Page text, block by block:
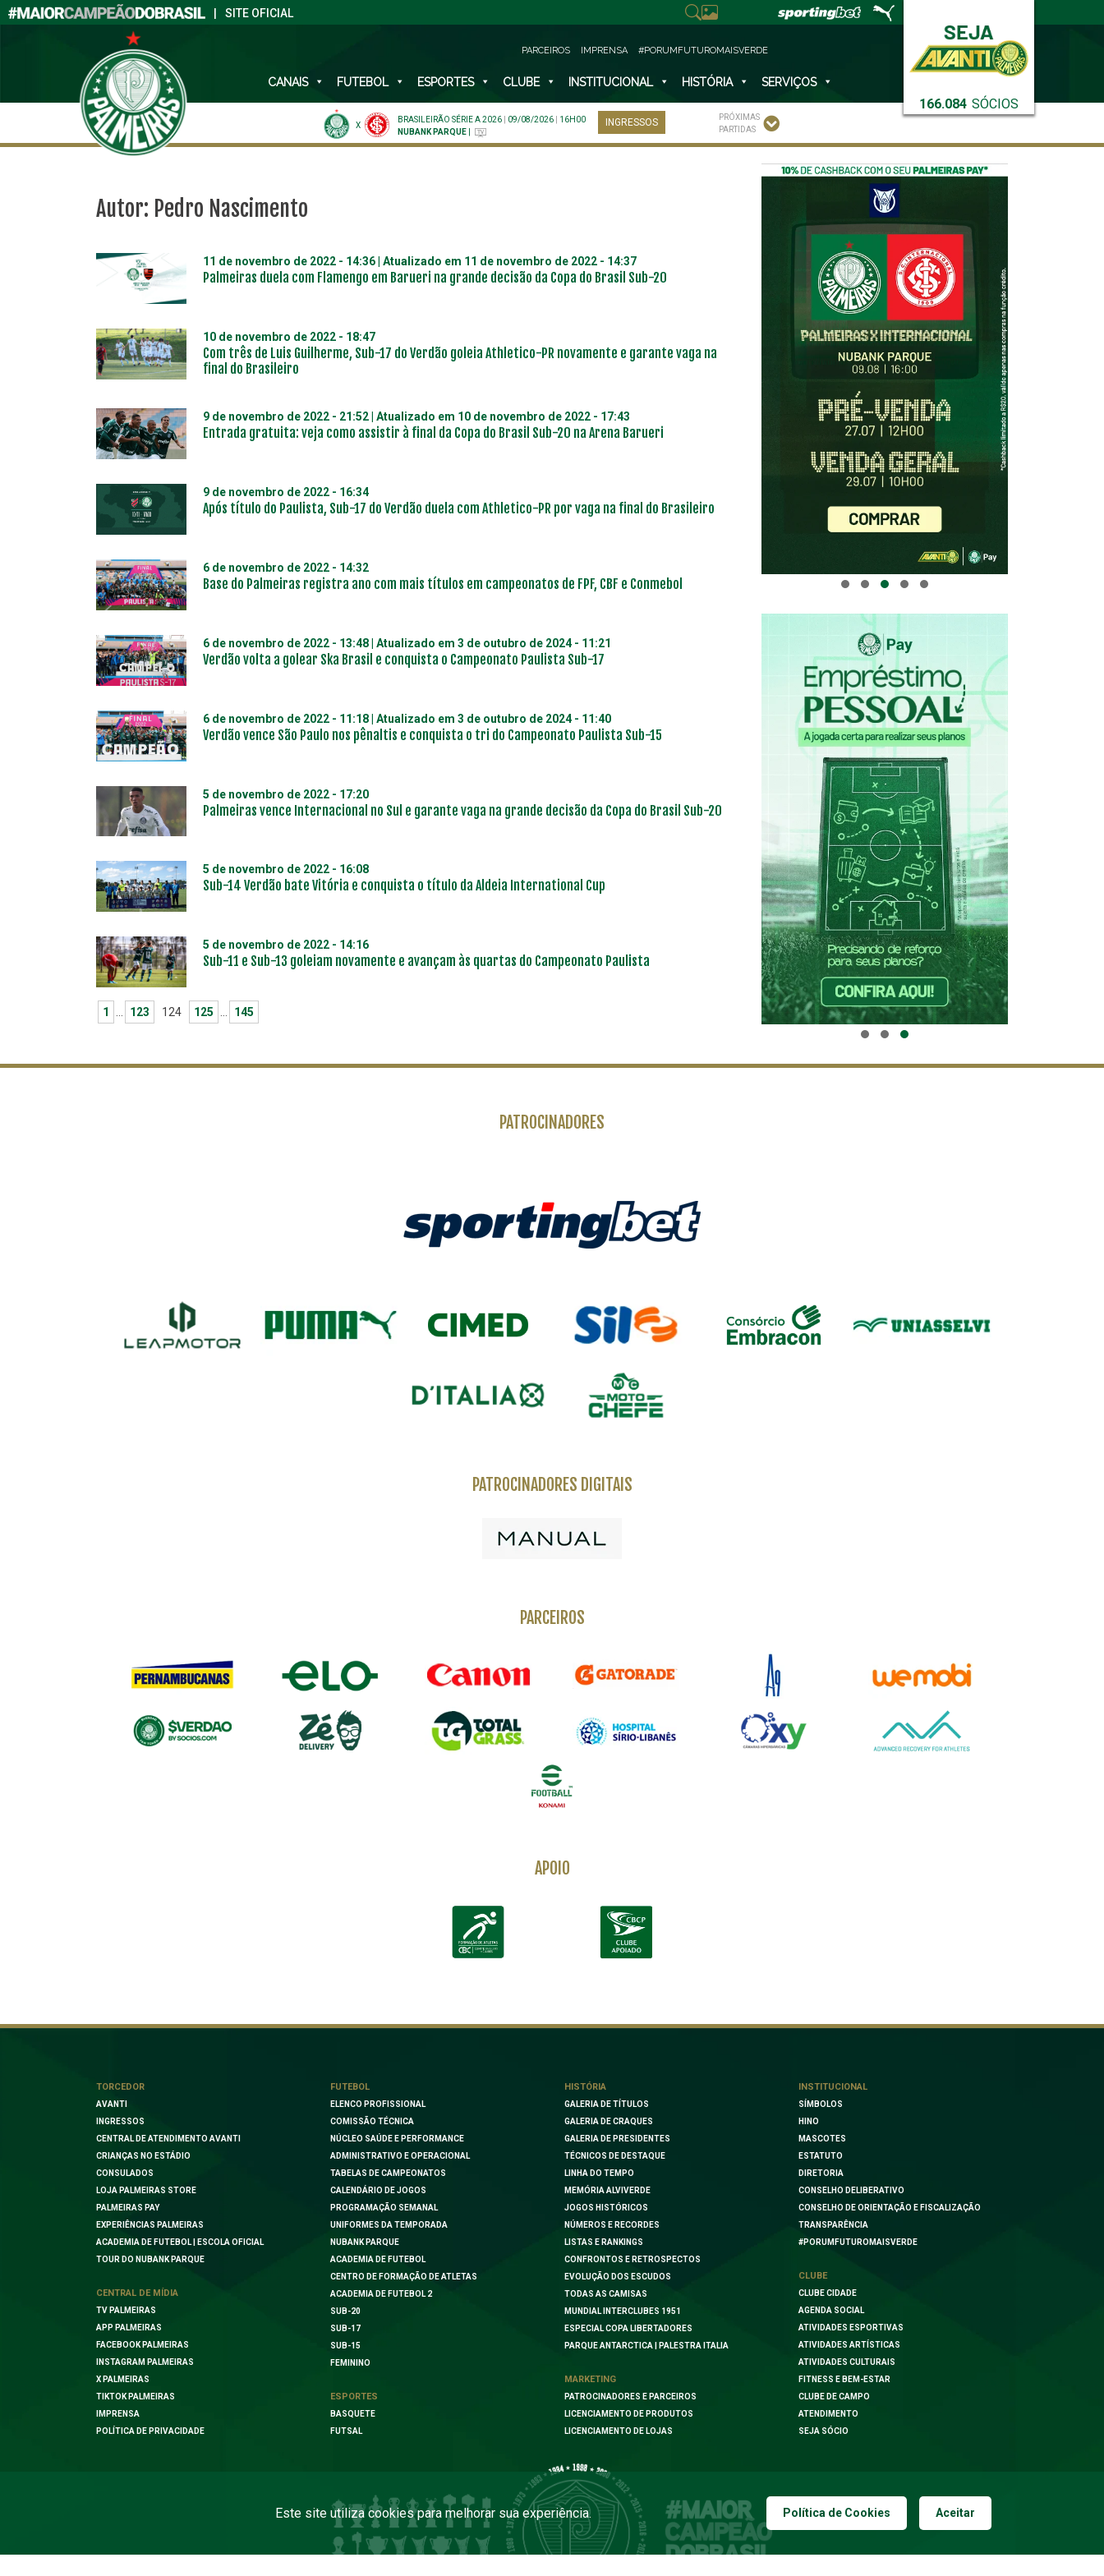
SITE OFICIAL
166.084 SÓCIOS
PARCEIROS IMPRENSA #PORUMFUTUROMAISVERDE
CANAIS FUTEBOL ESPORTES CLUBE INSTITUCIONAL HISTÓRIA SERVIÇOS
X
BRASILEIRÃO SÉRIE A 2026 09/08/2026
16H00
NUBANK PARQUE
INGRESSOS
PRÓXIMAS
PARTIDAS
Autor: Pedro Nascimento
11 de novembro de 2022 - 14:36 | Atualizado em 11 de novembro de 2022 - 14:37
Palmeiras duela com Flamengo em Barueri na grande decisão da Copa do Brasil Sub-20
10 de novembro de 2022 - 18:47
Com três de Luis Guilherme, Sub-17 do Verdão goleia Athletico-PR novamente e garante vaga na
final do Brasileiro
9 de novembro de 2022 - 21:52 | Atualizado em 10 de novembro de 2022 - 17:43
Entrada gratuita: veja como assistir à final da Copa do Brasil Sub-20 na Arena Barueri
9 de novembro de 2022 - 16:34
Após título do Paulista, Sub-17 do Verdão duela com Athletico-PR por vaga na final do Brasileiro
6 de novembro de 2022 - 14:32
Base do Palmeiras registra ano com mais títulos em campeonatos de FPF, CBF e Conmebol
6 de novembro de 2022 - 13:48 | Atualizado em 3 de outubro de 2024 - 11:21
Verdão volta a golear Ska Brasil e conquista o Campeonato Paulista Sub-17
6 de novembro de 2022 - 11:18 | Atualizado em 3 de outubro de 2024 - 11:40
Verdão vence São Paulo nos pênaltis e conquista o tri do Campeonato Paulista Sub-15
5 de novembro de 2022 - 17:20
Palmeiras vence Internacional no Sul e garante vaga na grande decisão da Copa do Brasil Sub-20
5 de novembro de 2022 - 16:08
Sub-14 Verdão bate Vitória e conquista o título da Aldeia International Cup
5 de novembro de 2022 - 14:16
Sub-11 e Sub-13 goleiam novamente e avançam às quartas do Campeonato Paulista
1 … 123 124 125 … 145
PATROCINADORES
PATROCINADORES DIGITAIS
PARCEIROS
APOIO
TORCEDOR
AVANTI
INGRESSOS
CENTRAL DE ATENDIMENTO AVANTI
CRIANÇAS NO ESTÁDIO
CONSULADOS
LOJA PALMEIRAS STORE
PALMEIRAS PAY
EXPERIÊNCIAS PALMEIRAS
ACADEMIA DE FUTEBOL | ESCOLA OFICIAL
TOUR DO NUBANK PARQUE
CENTRAL DE MÍDIA
TV PALMEIRAS
APP PALMEIRAS
FACEBOOK PALMEIRAS
INSTAGRAM PALMEIRAS
X PALMEIRAS
TIKTOK PALMEIRAS
IMPRENSA
POLÍTICA DE PRIVACIDADE
FUTEBOL
ELENCO PROFISSIONAL
COMISSÃO TÉCNICA
NÚCLEO SAÚDE E PERFORMANCE
ADMINISTRATIVO E OPERACIONAL
TABELAS DE CAMPEONATOS
CALENDÁRIO DE JOGOS
PROGRAMAÇÃO SEMANAL
UNIFORMES DA TEMPORADA
NUBANK PARQUE
ACADEMIA DE FUTEBOL
CENTRO DE FORMAÇÃO DE ATLETAS
ACADEMIA DE FUTEBOL 2
SUB-20
SUB-17
SUB-15
FEMININO
ESPORTES
BASQUETE
FUTSAL
HISTÓRIA
GALERIA DE TÍTULOS
GALERIA DE CRAQUES
GALERIA DE PRESIDENTES
TÉCNICOS DE DESTAQUE
LINHA DO TEMPO
MEMÓRIA ALVIVERDE
JOGOS HISTÓRICOS
NÚMEROS E RECORDES
LISTAS E RANKINGS
CONFRONTOS E RETROSPECTOS
EVOLUÇÃO DOS ESCUDOS
TODAS AS CAMISAS
MUNDIAL INTERCLUBES 1951
ESPECIAL COPA LIBERTADORES
PARQUE ANTARCTICA | PALESTRA ITALIA
MARKETING
PATROCINADORES E PARCEIROS
LICENCIAMENTO DE PRODUTOS
LICENCIAMENTO DE LOJAS
INSTITUCIONAL
SÍMBOLOS
HINO
MASCOTES
ESTATUTO
DIRETORIA
CONSELHO DELIBERATIVO
CONSELHO DE ORIENTAÇÃO E FISCALIZAÇÃO
TRANSPARÊNCIA
#PORUMFUTUROMAISVERDE
CLUBE
CLUBE CIDADE
AGENDA SOCIAL
ATIVIDADES ESPORTIVAS
ATIVIDADES ARTÍSTICAS
ATIVIDADES CULTURAIS
FITNESS E BEM-ESTAR
CLUBE DE CAMPO
ATENDIMENTO
SEJA SÓCIO
Este site utiliza cookies para melhorar sua experiência. Política de Cookies Aceitar